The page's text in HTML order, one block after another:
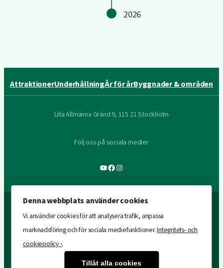
2026
AttraktionerUnderhållningÅr för årByggnader & områden
Lilla Allmänna Gränd 9, 115 21 Stockholm
Följ oss på sociala medier
YouTube
Facebook
Instagram
Denna webbplats använder cookies
Vi använder cookies för att analysera trafik, anpassa
marknadsföring och för sociala mediefunktioner.Integritets- och
cookiepolicy ›.
Tillåt alla cookies